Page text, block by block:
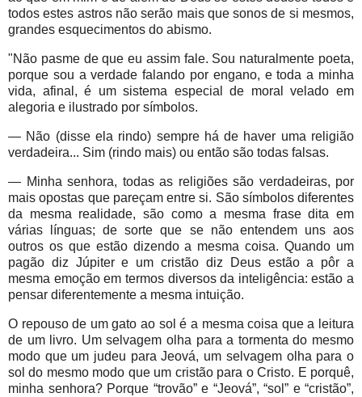
todos estes astros não serão mais que sonos de si mesmos,
grandes esquecimentos do abismo.
"Não pasme de que eu assim fale. Sou naturalmente poeta,
porque sou a verdade falando por engano, e toda a minha
vida, afinal, é um sistema especial de moral velado em
alegoria e ilustrado por símbolos.
— Não (disse ela rindo) sempre há de haver uma religião
verdadeira... Sim (rindo mais) ou então são todas falsas.
— Minha senhora, todas as religiões são verdadeiras, por
mais opostas que pareçam entre si. São símbolos diferentes
da mesma realidade, são como a mesma frase dita em
várias línguas; de sorte que se não entendem uns aos
outros os que estão dizendo a mesma coisa. Quando um
pagão diz Júpiter e um cristão diz Deus estão a pôr a
mesma emoção em termos diversos da inteligência: estão a
pensar diferentemente a mesma intuição.
O repouso de um gato ao sol é a mesma coisa que a leitura
de um livro. Um selvagem olha para a tormenta do mesmo
modo que um judeu para Jeová, um selvagem olha para o
sol do mesmo modo que um cristão para o Cristo. E porquê,
minha senhora? Porque “trovão” e “Jeová”, “sol” e “cristão”,